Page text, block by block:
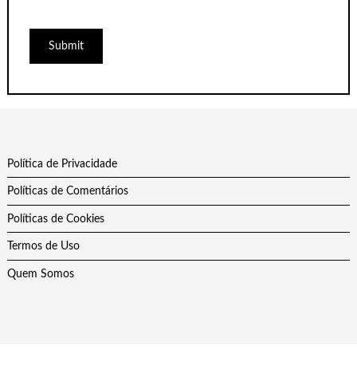
Política de Privacidade
Políticas de Comentários
Políticas de Cookies
Termos de Uso
Quem Somos